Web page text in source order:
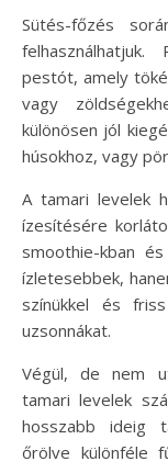
Sütés-főzés
pestót, amely
vagy
különösen jól
húsokhoz, vagy
A tamari levelek
ízesítésére
smoothie-kban
ízletesebbek,
színükkel és
uzsonnákat.
Végül, de nem
tamari levelek
hosszabb ideig
őrölve különféle